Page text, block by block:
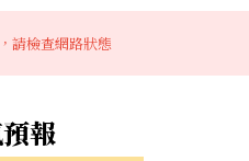
請檢查網路狀態
報